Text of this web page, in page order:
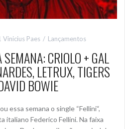
Vinicius Paes Lançamentos
CRIOLO + GAL
LETRUX, TIGERS
BOWIE
essa semana o single “Fellini“,
italiano Federico Fellini. Na faixa